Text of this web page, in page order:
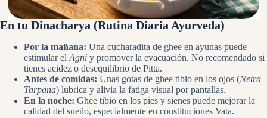
En tu Dinacharya (Rutina Diaria Ayurveda)
Por la mañana: Una cucharadita de ghee en ayunas puede
estimular el Agni y promover la evacuación. No recomendado si
tienes acidez o desequilibrio de Pitta.
Antes de comidas: Unas gotas de ghee tibio en los ojos (Netra
Tarpana) lubrica y alivia la fatiga visual por pantallas.
En la noche: Ghee tibio en los pies y sienes puede mejorar la
calidad del sueño, especialmente en constituciones Vata.